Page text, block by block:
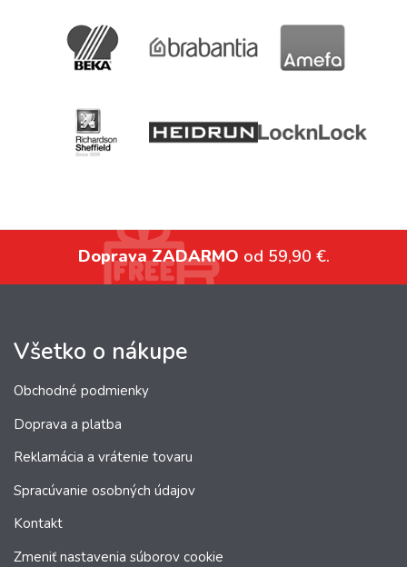
Doprava ZADARMO od 59,90 €.
Všetko o nákupe
Obchodné podmienky
Doprava a platba
Reklamácia a vrátenie tovaru
Spracúvanie osobných údajov
Kontakt
Zmeniť nastavenia súborov cookie